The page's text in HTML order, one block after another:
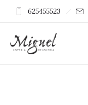
625455523